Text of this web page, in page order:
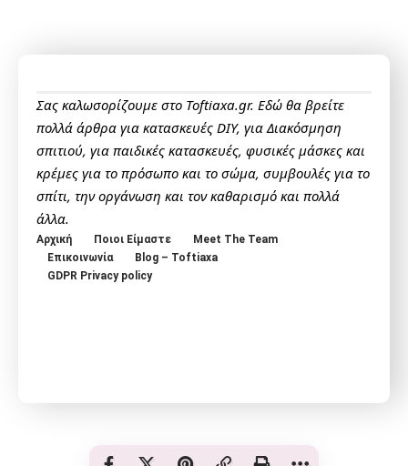
Σας καλωσορίζουμε στο Toftiaxa.gr. Εδώ θα βρείτε
πολλά άρθρα για κατασκευές DIY, για Διακόσμηση
σπιτιού, για παιδικές κατασκευές, φυσικές μάσκες και
κρέμες για το πρόσωπο και το σώμα, συμβουλές για το
σπίτι, την οργάνωση και τον καθαρισμό και πολλά
άλλα.
Αρχική Ποιοι Είμαστε
Meet The Team
Επικοινωνία
Blog – Toftiaxa
GDPR Privacy policy